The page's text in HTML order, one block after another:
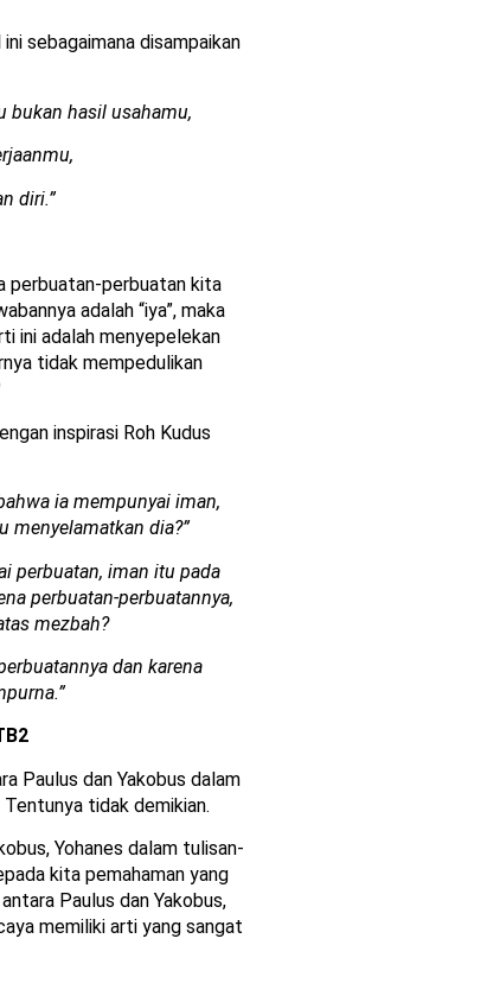
sebagaimana disampaikan
bukan hasil usahamu,
diri.”
perbuatan-perbuatan kita
adalah “iya”, maka
ini adalah menyepelekan
tidak mempedulikan
inspirasi Roh Kudus
ia mempunyai iman,
menyelamatkan dia?”
perbuatan, iman itu pada
perbuatan-perbuatannya,
mezbah?
dan karena
Paulus dan Yakobus dalam
tidak demikian.
Yohanes dalam tulisan-
kita pemahaman yang
Paulus dan Yakobus,
memiliki arti yang sangat